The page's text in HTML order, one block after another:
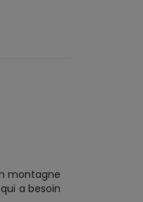
montagne
a besoin